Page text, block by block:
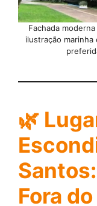
Fachada moderna
ilustração
🌿
Fora